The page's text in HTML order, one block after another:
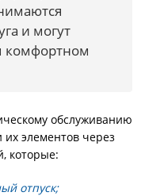
и могут
комфортном
обслуживанию
элементов через
которые:
отпуск;